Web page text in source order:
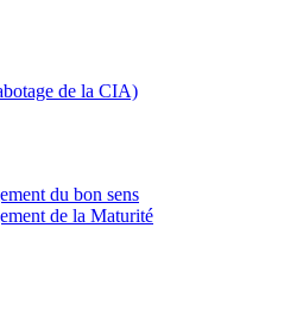
de la CIA)
du bon sens
de la Maturité